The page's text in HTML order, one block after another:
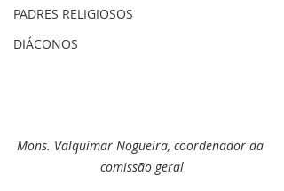
PADRES RELIGIOSOS
DIÁCONOS
Mons. Valquimar Nogueira, coordenador da
comissão geral